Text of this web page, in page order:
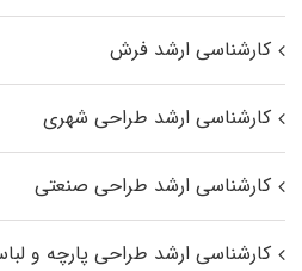
کارشناسی ارشد فرش
کارشناسی ارشد طراحی شهری
کارشناسی ارشد طراحی صنعتی
کارشناسی ارشد طراحی پارچه و